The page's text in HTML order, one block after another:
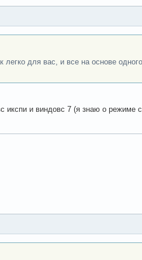
для вас, и все на основе
икспи и виндовс 7 (я знаю о режиме